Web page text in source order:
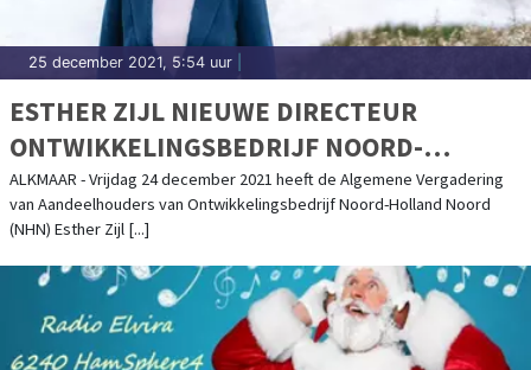
25 december 2021, 5:54 uur
ESTHER ZIJL NIEUWE DIRECTEUR
ONTWIKKELINGSBEDRIJF NOORD-
HOLLAND NOORD
ALKMAAR - Vrijdag 24 december 2021 heeft de Algemene Vergadering
van Aandeelhouders van Ontwikkelingsbedrijf Noord-Holland Noord
(NHN) Esther Zijl [...]